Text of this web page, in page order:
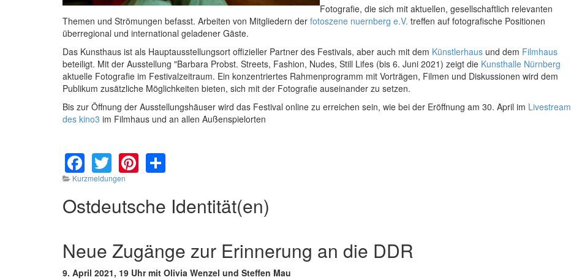
Fotografie, die sich mit aktuellen, gesellschaftlich relevanten
Themen und Strömungen befasst. Arbeiten von Mitgliedern der fotoszene nuernberg e.V. treffen auf fotografische Positionen
überregional und international geladener Gäste.
Das Kunsthaus ist als Hauptausstellungsort offizieller Partner des Festivals, aber auch mit dem Künstlerhaus und dem Filmhaus
beteiligt. Mit der Ausstellung "Barbara Probst. Streets, Fashion, Nudes, Still Lifes (bis 6. Juni 2021) zeigt die Kunsthalle Nürnberg
aktuelle Fotografie im Festivalzeitraum. Ein konzentriertes Rahmenprogramm mit Vorträgen, Filmen und Diskussionen wird dem
Publikum zusätzliche Möglichkeiten bieten, sich mit der Fotografie auseinander zu setzen.
Bis zur Öffnung der Ausstellungshäuser wird das Festival online zu erreichen sein, wie bei der Eröffnung am 30. April im Livestream
des kino3 im Filmhaus und an allen Außenspielorten
Facebook
TwitterPinterest
Kurzmeldungen
Ostdeutsche Identität(en)
Neue Zugänge zur Erinnerung an die DDR
9. April 2021, 19 Uhr mit Olivia Wenzel und Steffen Mau